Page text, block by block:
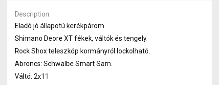
Description
Eladó jó állapotú kerékpárom.
Shimano Deore XT fékek, váltók és tengely.
Rock Shox teleszkóp kormányról lockolható.
Abroncs: Schwalbe Smart Sam.
Váltó: 2x11